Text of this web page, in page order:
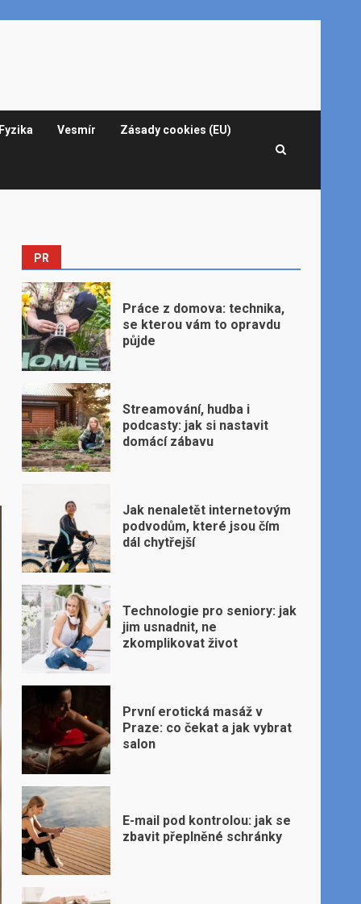
Fyzika Vesmír Zásady cookies (EU)
PR
Práce z domova: technika,
se kterou vám to opravdu
půjde
Streamování, hudba i
podcasty: jak si nastavit
domácí zábavu
Jak nenaletět internetovým
podvodům, které jsou čím
dál chytřejší
Technologie pro seniory: jak
jim usnadnit, ne
zkomplikovat život
První erotická masáž v
Praze: co čekat a jak vybrat
salon
E-mail pod kontrolou: jak se
zbavit přeplněné schránky